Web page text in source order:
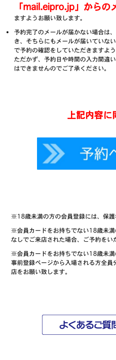
「mail.eipro.jp」からの
ますようお願い致します。
予約完了のメールが届かない場合は
き、そちらにもメールが届いていな
で予約の確認をしていただきますよ
ただかず、予約日や時間の入力間違
はできませんのでご了承ください。
上記内容に
※18歳未満の方の会員登録には、保護
※会員カードをお持ちでない18歳未
なしでご来店された場合、ご予約をい
※会員カードをお持ちでない18歳未
事前登録ページから入場される方全
店をお願い致します。